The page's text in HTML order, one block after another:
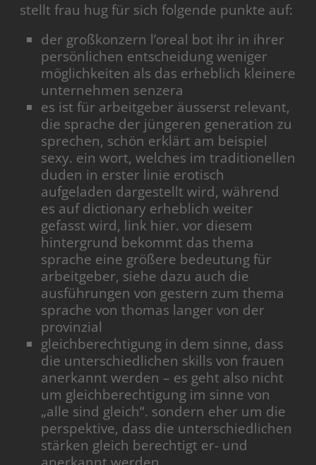
stellt frau hug für sich folgende punkte auf:
der großkonzern l’oreal bot ihr in ihrer
persönlichen entscheidung weniger
möglichkeiten als das erheblich kleinere
unternehmen senzera
es ist für arbeitgeber äusserst relevant,
die sprache der jüngeren generation zu
sprechen, schön erklärt am beispiel
sexy. ein wort, welches im traditionellen
duden in erster linie erotisch
aufgeladen dargestellt wird, während
es auf dictionary erheblich weiter
gefasst wird, link hier. vor diesem
hintergrund bekommt das thema
sprache eine größere bedeutung für
arbeitgeber, siehe dazu auch die
ausführungen von gestern zum thema
sprache von thomas langer von der
provinzial
gleichberechtigung in dem sinne, dass
die unterschiedlichen skills von frauen
anerkannt werden – es geht also nicht
um gleichberechtigung im sinne von
„alle sind gleich“. sondern eher um die
perspektive, dass die unterschiedlichen
stärken gleich berechtigt er- und